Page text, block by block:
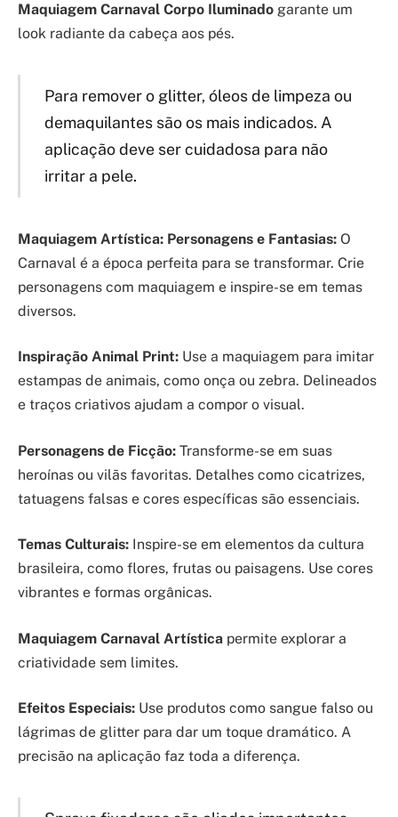
Maquiagem Carnaval Corpo Iluminado garante um
look radiante da cabeça aos pés.
Para remover o glitter, óleos de limpeza ou
demaquilantes são os mais indicados. A
aplicação deve ser cuidadosa para não
irritar a pele.
Maquiagem Artística: Personagens e Fantasias: O
Carnaval é a época perfeita para se transformar. Crie
personagens com maquiagem e inspire-se em temas
diversos.
Inspiração Animal Print: Use a maquiagem para imitar
estampas de animais, como onça ou zebra. Delineados
e traços criativos ajudam a compor o visual.
Personagens de Ficção: Transforme-se em suas
heroínas ou vilãs favoritas. Detalhes como cicatrizes,
tatuagens falsas e cores específicas são essenciais.
Temas Culturais: Inspire-se em elementos da cultura
brasileira, como flores, frutas ou paisagens. Use cores
vibrantes e formas orgânicas.
Maquiagem Carnaval Artística permite explorar a
criatividade sem limites.
Efeitos Especiais: Use produtos como sangue falso ou
lágrimas de glitter para dar um toque dramático. A
precisão na aplicação faz toda a diferença.